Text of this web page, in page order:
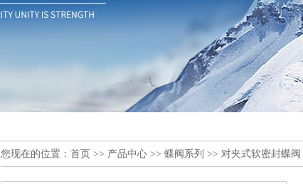
您现在的位置： 首页 >> 产品中心 >> 蝶阀系列 >> 对夹式软密封蝶阀